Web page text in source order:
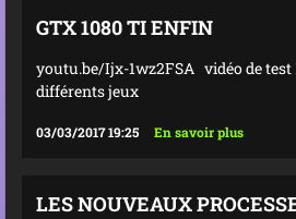
GTX 1080 TI ENFIN
youtu.be/Ijx-1wz2FSA vidéo de test
différents jeux
03/03/2017 19:25 En savoir plus
LES NOUVEAUX